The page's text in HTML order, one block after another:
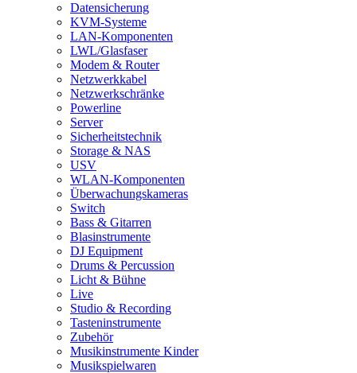
Datensicherung
KVM-Systeme
LAN-Komponenten
LWL/Glasfaser
Modem & Router
Netzwerkkabel
Netzwerkschränke
Powerline
Server
Sicherheitstechnik
Storage & NAS
USV
WLAN-Komponenten
Überwachungskameras
Switch
Bass & Gitarren
Blasinstrumente
DJ Equipment
Drums & Percussion
Licht & Bühne
Live
Studio & Recording
Tasteninstrumente
Zubehör
Musikinstrumente Kinder
Musikspielwaren